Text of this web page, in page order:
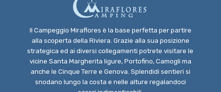
Il Campeggio Miraflores è la base perfetta per partire
alla scoperta della Riviera. Grazie alla sua posizione
strategica ed ai diversi collegamenti potrete visitare le
vicine Santa Margherita ligure, Portofino, Camogli ma
anche le Cinque Terre e Genova. Splendidi sentieri si
snodano lungo la costa e nelle alture regalandoci